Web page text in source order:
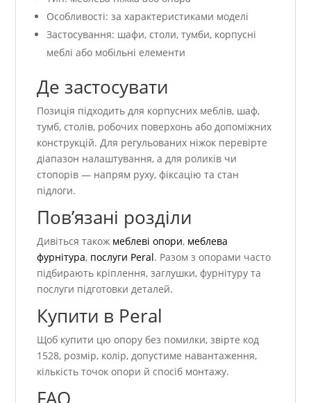
Особливості: за характеристиками моделі
Застосування: шафи, столи, тумби, корпусні
меблі або мобільні елементи
Де застосувати
Позиція підходить для корпусних меблів, шаф,
тумб, столів, робочих поверхонь або допоміжних
конструкцій. Для регульованих ніжок перевірте
діапазон налаштування, а для роликів чи
стопорів — напрям руху, фіксацію та стан
підлоги.
Пов’язані розділи
Дивіться також меблеві опори, меблева
фурнітура, послуги Peral. Разом з опорами часто
підбирають кріплення, заглушки, фурнітуру та
послуги підготовки деталей.
Купити в Peral
Щоб купити цю опору без помилки, звірте код
1528, розмір, колір, допустиме навантаження,
кількість точок опори й спосіб монтажу.
FAQ